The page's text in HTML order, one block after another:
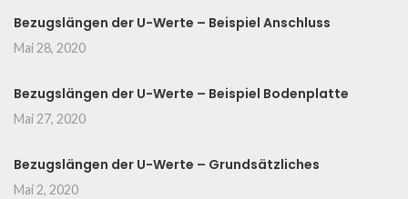
Bezugslängen der U-Werte – Beispiel Anschluss
Mai 28, 2020
Bezugslängen der U-Werte – Beispiel Bodenplatte
Mai 27, 2020
Bezugslängen der U-Werte – Grundsätzliches
Mai 2, 2020